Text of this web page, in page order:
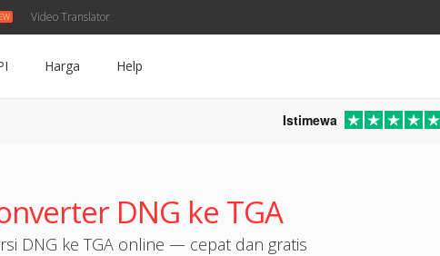
Video Translator
Harga Help
Istimewa
DNG ke TGA
DNG ke TGA online — cepat dan gratis